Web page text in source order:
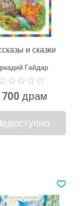
и сказки
Гайдар
драм